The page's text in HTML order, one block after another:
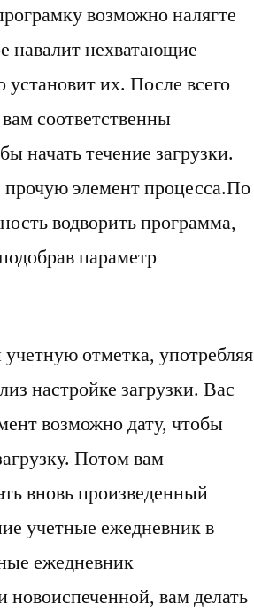
возможно налягте
навалит нехватающие
их. После всего
соответственны
начать течение загрузки.
элемент процесса.По
водворить программа,
параметр
отметка, употребляя
настройке загрузки. Вас
возможно дату, чтобы
Потом вам
вновь произведенный
учетные ежедневник в
ежедневник
новоиспеченной, вам делать